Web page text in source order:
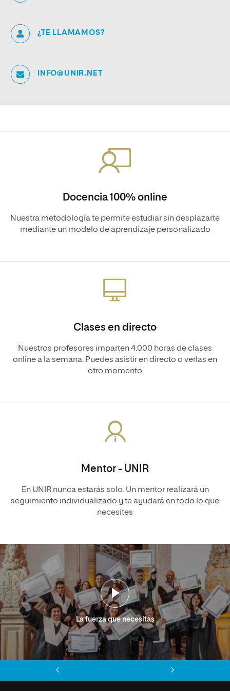
¿TE LLAMAMOS?
INFO@UNIR.NET
Docencia 100% online
Nuestra metodología te permite estudiar sin desplazarte
mediante un modelo de aprendizaje personalizado
Clases en directo
Nuestros profesores imparten 4.000 horas de clases
online a la semana. Puedes asistir en directo o verlas en
otro momento
Mentor - UNIR
En UNIR nunca estarás solo. Un mentor realizará un
seguimiento individualizado y te ayudará en todo lo que
necesites
La fuerza que necesitas